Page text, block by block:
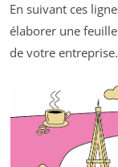
En suivant ces
élaborer une
de votre entreprise.